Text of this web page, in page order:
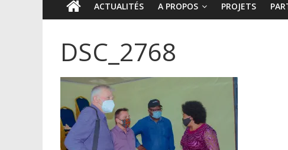
ACTUALITÉS A PROPOS PROJETS
DSC_2768